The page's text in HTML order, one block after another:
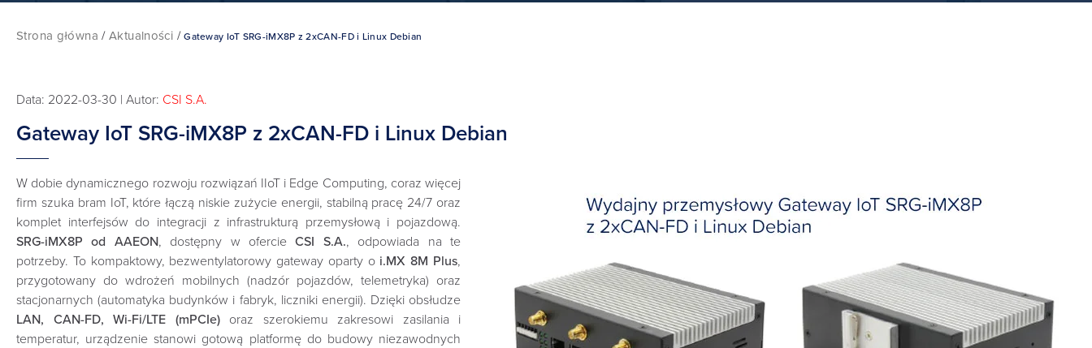
Strona główna / Aktualności /Gateway IoT SRG-iMX8P z 2xCAN-FD i Linux Debian
Data: 2022-03-30 | Autor: CSI S.A.
Gateway IoT SRG-iMX8P z 2xCAN-FD i Linux Debian
W dobie dynamicznego rozwoju rozwiązań IIoT i Edge Computing, coraz więcej
firm szuka bram IoT, które łączą niskie zużycie energii, stabilną pracę 24/7 oraz
komplet interfejsów do integracji z infrastrukturą przemysłową i pojazdową.
SRG-iMX8P od AAEON, dostępny w ofercieCSI S.A., odpowiada na te
potrzeby. To kompaktowy, bezwentylatorowy gateway oparty o i.MX 8M Plus,
przygotowany do wdrożeń mobilnych (nadzór pojazdów, telemetryka) oraz
stacjonarnych (automatyka budynków i fabryk, liczniki energii). Dzięki obsłudze
LAN, CAN-FD, Wi-Fi/LTE (mPCIe)oraz szerokiemu zakresowi zasilania i
temperatur, urządzenie stanowi gotową platformę do budowy niezawodnych